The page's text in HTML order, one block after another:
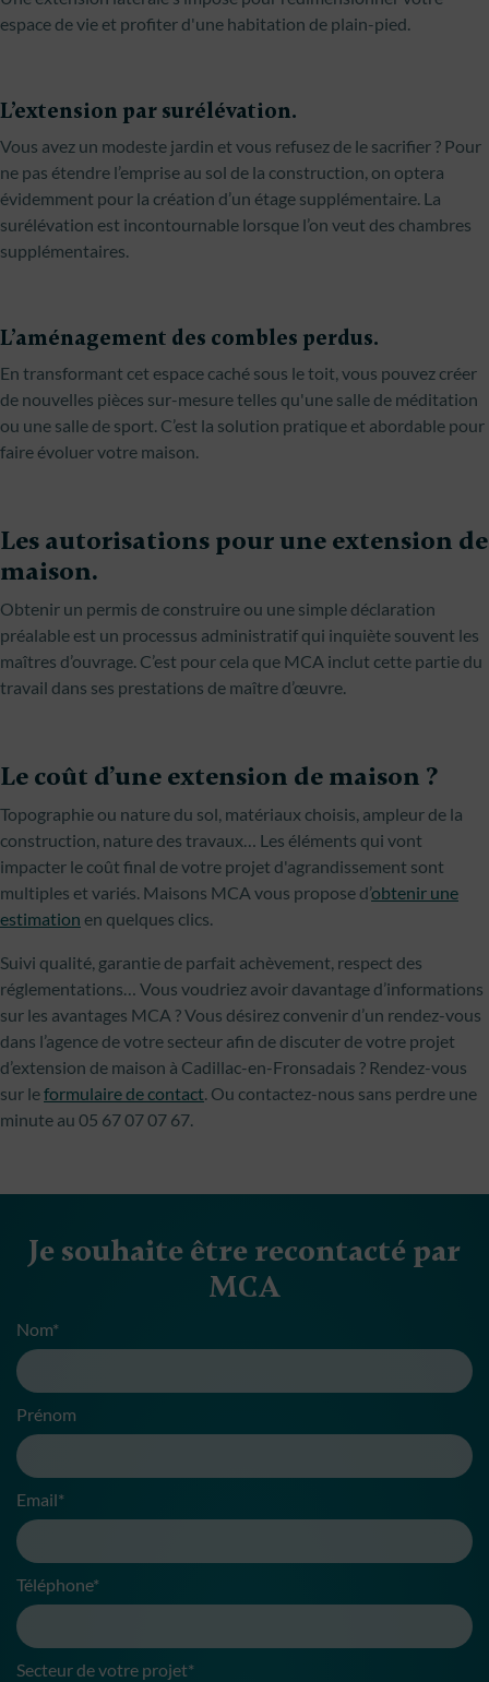
espace de vie et profiter d'une habitation de plain-pied.
L’extension par surélévation.
Vous avez un modeste jardin et vous refusez de le sacrifier ? Pour
ne pas étendre l’emprise au sol de la construction, on optera
évidemment pour la création d’un étage supplémentaire. La
surélévation est incontournable lorsque l’on veut des chambres
supplémentaires.
L’aménagement des combles perdus.
En transformant cet espace caché sous le toit, vous pouvez créer
de nouvelles pièces sur-mesure telles qu'une salle de méditation
ou une salle de sport. C’est la solution pratique et abordable pour
faire évoluer votre maison.
Les autorisations pour une extension de
maison.
Obtenir un permis de construire ou une simple déclaration
préalable est un processus administratif qui inquiète souvent les
maîtres d’ouvrage. C’est pour cela que MCA inclut cette partie du
travail dans ses prestations de maître d’œuvre.
Le coût d’une extension de maison ?
Topographie ou nature du sol, matériaux choisis, ampleur de la
construction, nature des travaux… Les éléments qui vont
impacter le coût final de votre projet d'agrandissement sont
multiples et variés. Maisons MCA vous propose d’obtenir une
estimation en quelques clics.
Suivi qualité, garantie de parfait achèvement, respect des
réglementations… Vous voudriez avoir davantage d’informations
sur les avantages MCA ? Vous désirez convenir d’un rendez-vous
dans l’agence de votre secteur afin de discuter de votre projet
d’extension de maison à Cadillac-en-Fronsadais ? Rendez-vous
sur leformulaire de contact. Ou contactez-nous sans perdre une
minute au 05 67 07 07 67.
Je souhaite être recontacté par
MCA
Nom*
Prénom
Email*
Téléphone*
Secteur de votre projet*